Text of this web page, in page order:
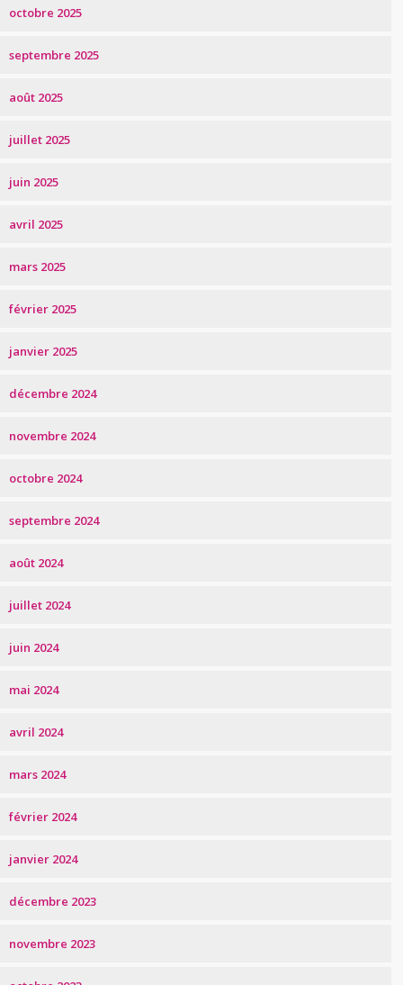
octobre 2025
septembre 2025
août 2025
juillet 2025
juin 2025
avril 2025
mars 2025
février 2025
janvier 2025
décembre 2024
novembre 2024
octobre 2024
septembre 2024
août 2024
juillet 2024
juin 2024
mai 2024
avril 2024
mars 2024
février 2024
janvier 2024
décembre 2023
novembre 2023